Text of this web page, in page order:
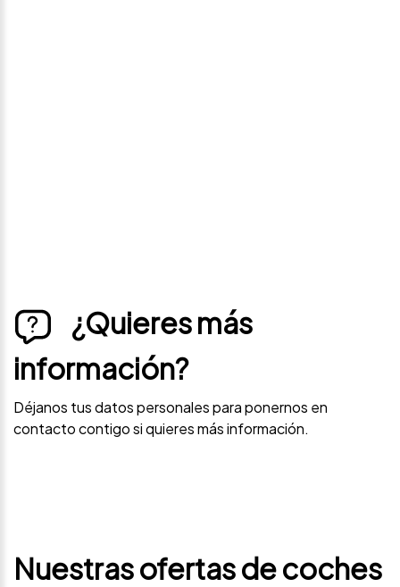
¿Quieres más
información?
Déjanos tus datos personales para ponernos en
contacto contigo si quieres más información.
Nuestras ofertas de coches